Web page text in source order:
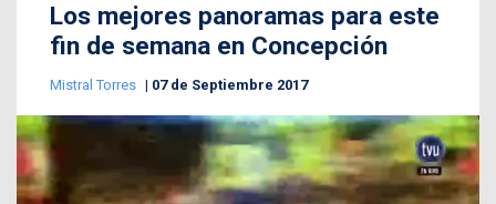
Los mejores panoramas para este
fin de semana en Concepción
Mistral Torres 07 de Septiembre 2017